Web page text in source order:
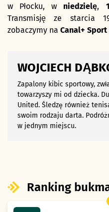
w Płocku, w niedzielę, 1
Transmisję ze starcia
zobaczymy na Canal+ Sport
WOJCIECH
Zapalony kibic sportowy,
towarzyszy mi od dziecka.
United. Śledzę również
swoim rodzaju darta.
w jednym miejscu.
Ranking